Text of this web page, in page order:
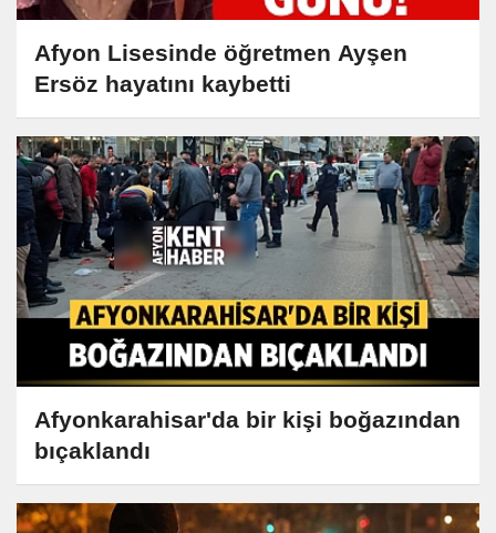
Afyon Lisesinde öğretmen Ayşen
Ersöz hayatını kaybetti
Afyonkarahisar'da bir kişi boğazından
bıçaklandı